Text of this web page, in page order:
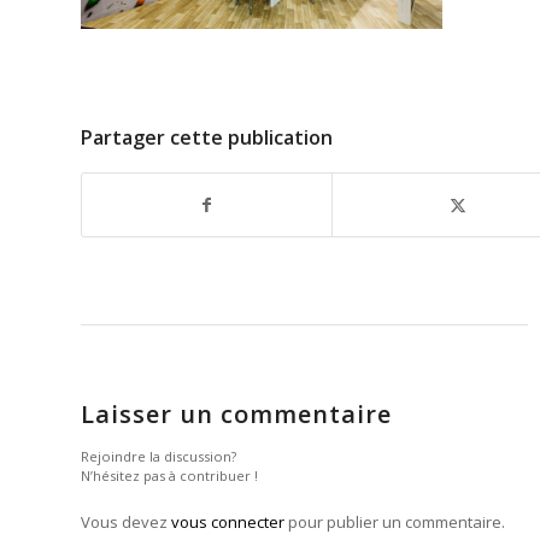
Partager cette publication
Laisser un commentaire
Rejoindre la discussion?
N’hésitez pas à contribuer !
Vous devez vous connecter pour publier un commentaire.